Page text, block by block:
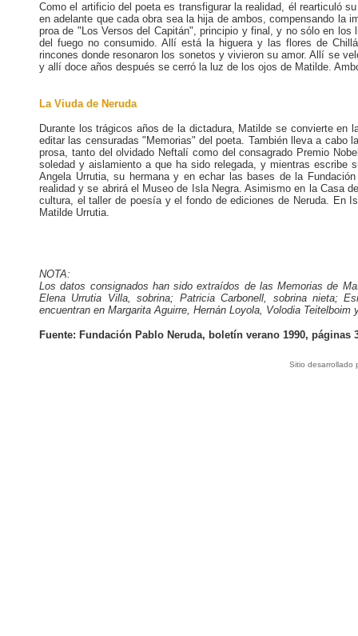
Como el artificio del poeta es transfigurar la realidad, él rearticuló
en adelante que cada obra sea la hija de ambos, compensando la
proa de "Los Versos del Capitán", principio y final, y no sólo en
del fuego no consumido. Allí está la higuera y las flores de
rincones donde resonaron los sonetos y vivieron su amor. Allí se
y allí doce años después se cerró la luz de los ojos de Matilde.
La Viuda de Neruda
Durante los trágicos años de la dictadura, Matilde se convierte
editar las censuradas "Memorias" del poeta. También lleva a cabo
prosa, tanto del olvidado Neftalí como del consagrado Premio
soledad y aislamiento a que ha sido relegada, y mientras escribe
Angela Urrutia, su hermana y en echar las bases de la
realidad y se abrirá el Museo de Isla Negra. Asimismo en la Casa
cultura, el taller de poesía y el fondo de ediciones de Neruda. En
Matilde Urrutia.
NOTA:
Los datos consignados han sido extraídos de las Memorias de
Elena Urrutia Villa, sobrina; Patricia Carbonell, sobrina nieta;
encuentran en Margarita Aguirre, Hernán Loyola, Volodia Teitelboim
Fuente: Fundación Pablo Neruda, boletín verano 1990, páginas
Sitio desarrollado